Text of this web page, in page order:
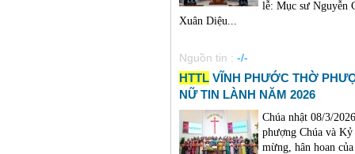
lễ: Mục sư Nguyễn
Xuân Diệu...
Nguồn tin : -/-
HTTL VĨNH PHƯỚC THỜ
NỮ TIN LÀNH NĂM 2026
Chúa nhật 08/3/
phượng Chúa và
mừng, hân hoan